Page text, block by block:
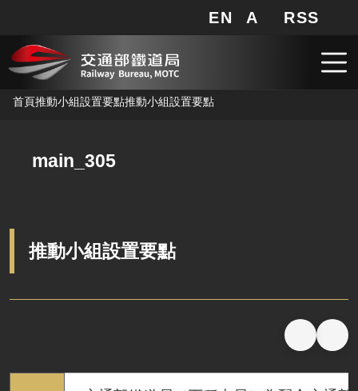
跳到主要內容
網站地圖
EN A 局長信箱
RSS
首頁推動小組設置要點推動小組設置要點
main_305
推動小組設置要點